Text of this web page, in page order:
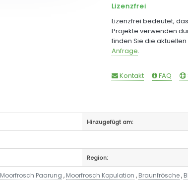
Lizenzfrei
Lizenzfrei bedeutet,
Projekte verwenden
finden Sie die
Anfrage.
Kontakt FAQ
Hinzugefügt am:
Region:
Moorfrosch Paarung , Moorfrosch Kopulation , Braunfrösche,